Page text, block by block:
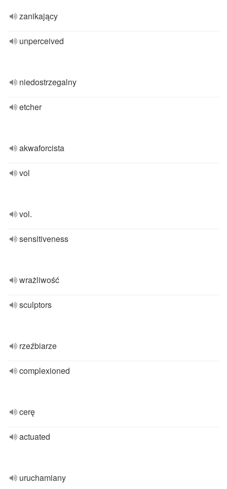
zanikający
unperceived
niedostrzegalny
etcher
akwaforcista
vol
vol.
sensitiveness
wrażliwość
sculptors
rzeźbiarze
complexioned
cerę
actuated
uruchamiany